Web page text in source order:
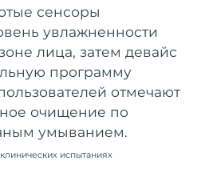
сенсоры
увлажненности
лица, затем девайс
программу
отмечают
очищение по
умыванием.
испытаниях
Ожидаемая дата доставки
9.08.2026
Ожидаемая дата доставки
8.08.2026
Ожидаемая дата доставки
Ожидаемая дата доставки